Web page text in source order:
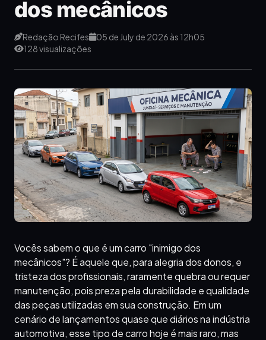
dos mecânicos
Redação Recifes
05 de July de 2026 às 12h05
128 visualizações
Vocês sabem o que é um carro "inimigo dos
mecânicos"? É aquele que, para alegria dos donos, e
tristeza dos profissionais, raramente quebra ou requer
manutenção, pois preza pela durabilidade e qualidade
das peças utilizadas em sua construção. Em um
cenário de lançamentos quase que diários na indústria
automotiva, esse tipo de carro hoje é mais raro, mas